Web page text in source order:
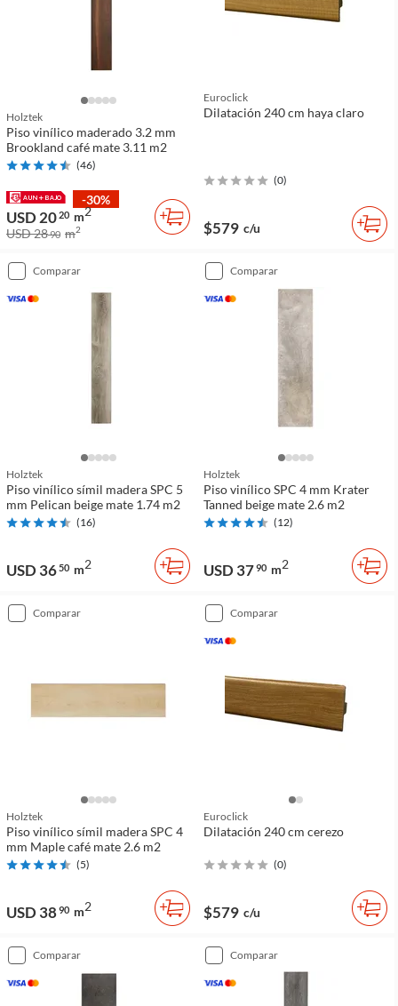
Holztek
Piso vinílico maderado 3.2 mm
Brookland café mate 3.11 m2
(46)
-30%
USD 2020 m2
USD 2890 m2
Euroclick
Dilatación 240 cm haya claro
(0)
$579 c/u
comparar
Holztek
Piso vinílico símil madera SPC 5
mm Pelican beige mate 1.74 m2
(16)
USD 3650 m2
comparar
Holztek
Piso vinílico SPC 4 mm Krater
Tanned beige mate 2.6 m2
(12)
USD 3790 m2
comparar
Holztek
Piso vinílico símil madera SPC 4
mm Maple café mate 2.6 m2
(5)
USD 3890 m2
comparar
Euroclick
Dilatación 240 cm cerezo
(0)
$579 c/u
comparar comparar